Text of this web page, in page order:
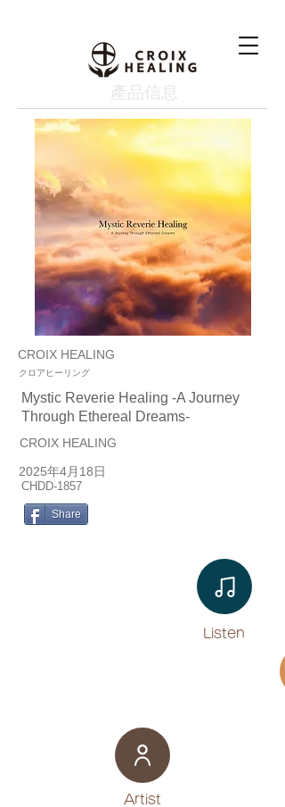
產品信息
CROIX HEALING
クロアヒーリング
Mystic Reverie Healing -A Journey
Through Ethereal Dreams-
CROIX HEALING
2025年4月18日
CHDD-1857
Share
Listen​
​Artist